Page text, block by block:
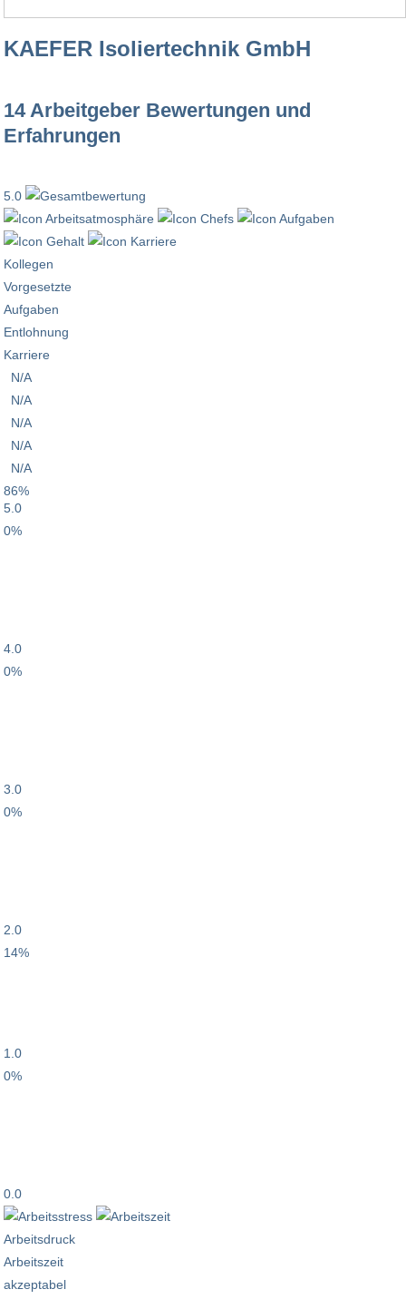
KAEFER Isoliertechnik GmbH
14 Arbeitgeber Bewertungen und
Erfahrungen
5.0
Kollegen
Vorgesetzte
Aufgaben
Entlohnung
Karriere
N/A
N/A
N/A
N/A
N/A
86%
5.0
0%
4.0
0%
3.0
0%
2.0
14%
1.0
0%
0.0
Arbeitsdruck
Arbeitszeit
akzeptabel